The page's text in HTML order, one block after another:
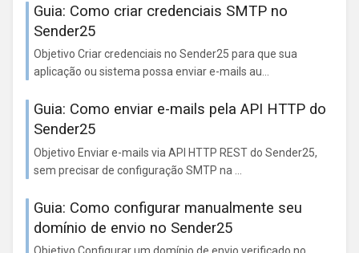
Guia: Como criar credenciais SMTP no
Sender25
Objetivo Criar credenciais no Sender25 para que sua
aplicação ou sistema possa enviar e-mails au...
Guia: Como enviar e-mails pela API HTTP do
Sender25
Objetivo Enviar e-mails via API HTTP REST do Sender25,
sem precisar de configuração SMTP na ...
Guia: Como configurar manualmente seu
domínio de envio no Sender25
Objetivo Configurar um domínio de envio verificado no